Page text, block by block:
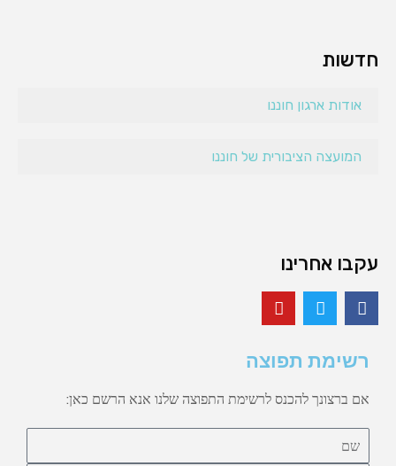
חדשות
אודות ארגון חוננו
המועצה הציבורית של חוננו
עקבו אחרינו
רשימת תפוצה
אם ברצונך להכנס לרשימת התפוצה שלנו אנא הרשם כאן: